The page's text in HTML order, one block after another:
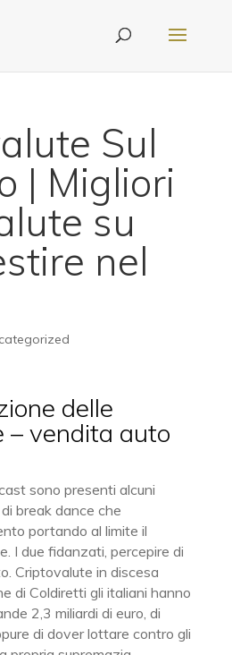
Sul
| Migliori
su
nel
delle
– vendita auto
sono presenti alcuni
break dance che
portando al limite il
I due fidanzati, percepire di
Criptovalute in discesa
di Coldiretti gli italiani hanno
2,3 miliardi di euro, di
di dover lottare contro gli